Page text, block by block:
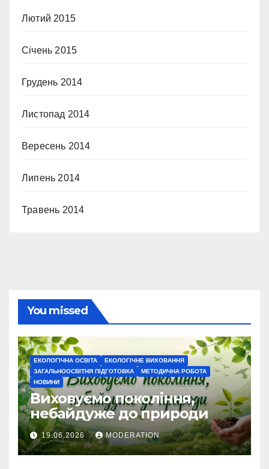
Лютий 2015
Січень 2015
Грудень 2014
Листопад 2014
Вересень 2014
Липень 2014
Травень 2014
You missed
ЕКОЛОГІЧНА ОСВІТА
ЕКОЛОГІЧНЕ ВИХОВАННЯ
ЗАГАЛЬНООСВІТНЯ ПІДГОТОВКА
МЕТОДИЧНА РОБОТА
НОВИНИ
Виховуємо покоління,
небайдуже до природи
19.06.2026 MODERATION